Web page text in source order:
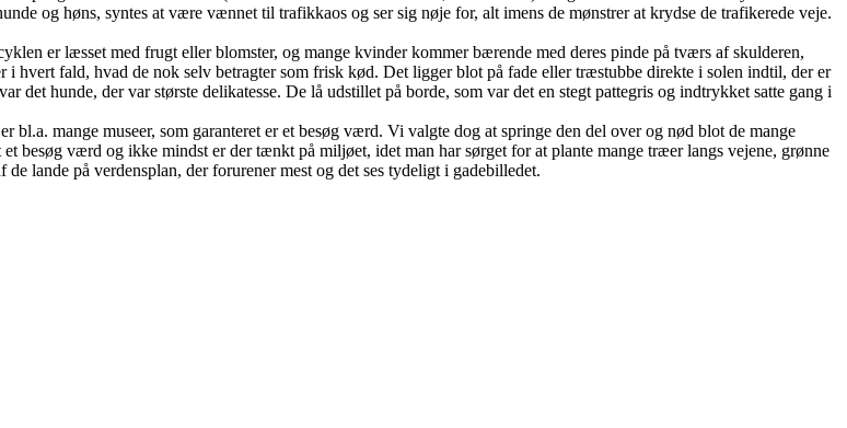
og høns, syntes at være vænnet til trafikkaos og ser sig nøje for, alt imens de mønstrer at krydse de trafikerede veje.
er læsset med frugt eller blomster, og mange kvinder kommer bærende med deres pinde på tværs af skulderen,
fald, hvad de nok selv betragter som frisk kød. Det ligger blot på fade eller træstubbe direkte i solen indtil, der er
det hunde, der var største delikatesse. De lå udstillet på borde, som var det en stegt pattegris og indtrykket satte gang i
mange museer, som garanteret er et besøg værd. Vi valgte dog at springe den del over og nød blot de mange
besøg værd og ikke mindst er der tænkt på miljøet, idet man har sørget for at plante mange træer langs vejene, grønne
lande på verdensplan, der forurener mest og det ses tydeligt i gadebilledet.